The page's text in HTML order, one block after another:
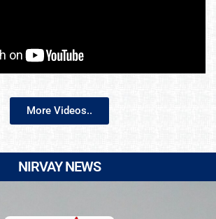
More Videos..
NIRVAY NEWS